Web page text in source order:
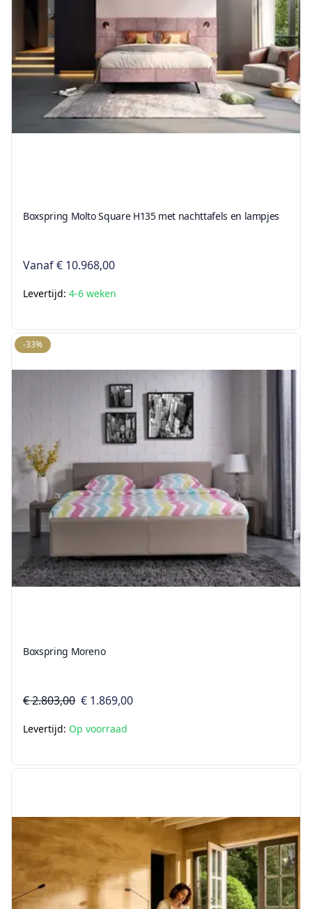
Boxspring Molto Square H135 met nachttafels en lampjes
Vanaf€ 10.968,00
Levertijd: 4-6 weken
-33%
Boxspring Moreno
€ 2.803,00 € 1.869,00
Levertijd: Op voorraad